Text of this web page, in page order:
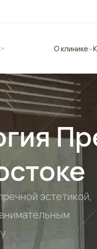
О клинике
эстетикой,